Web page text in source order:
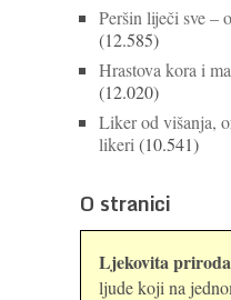
Peršin liječi sve –
(12.585)
Hrastova kora i
(12.020)
Liker od višanja,
likeri (10.541)
O stranici
Ljekovita priroda
ljude koji na